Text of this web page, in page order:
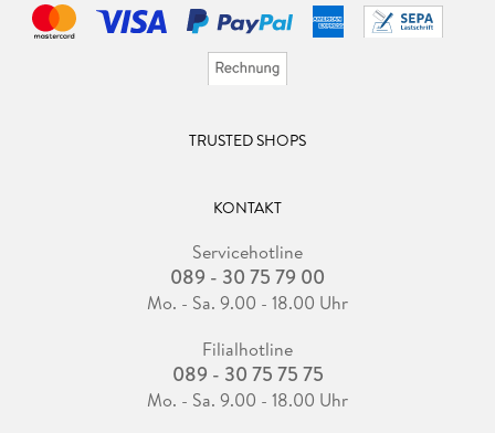
TRUSTED SHOPS
KONTAKT
Servicehotline
089 - 30 75 79 00
Mo. - Sa. 9.00 - 18.00 Uhr
Filialhotline
089 - 30 75 75 75
Mo. - Sa. 9.00 - 18.00 Uhr